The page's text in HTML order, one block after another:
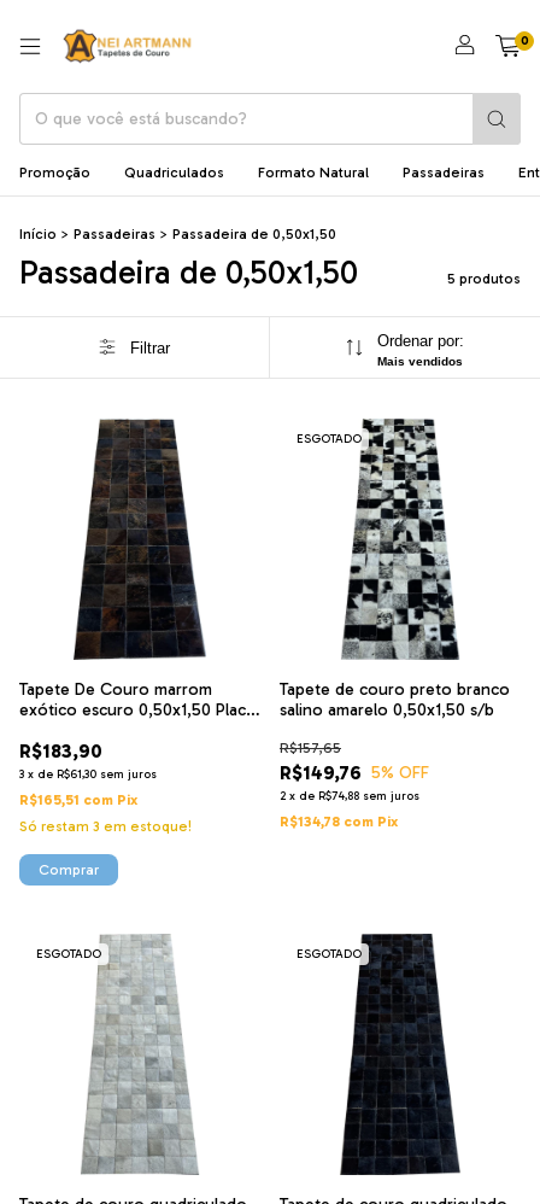
0
Promoção Quadriculados Formato Natural Passadeiras
Início > Passadeiras > Passadeira de 0,50x1,50
Passadeira de 0,50x1,50 5 produtos
Filtrar Ordenar por:
Mais vendidos
Tapete De Couro marrom
exótico escuro 0,50x1,50 Placa
R$183,90
3 x de R$61,30 sem juros
R$165,51 com Pix
Só restam 3 em estoque!
ESGOTADO
Tapete de couro preto branco
salino amarelo 0,50x1,50 s/b
R$149,76
R$157,65
5% OFF
2 x de R$74,88 sem juros
R$134,78 com Pix
ESGOTADO ESGOTADO